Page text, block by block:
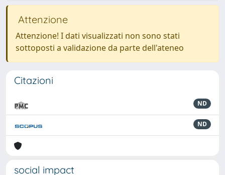
Attenzione
Attenzione! I dati visualizzati non sono stati
sottoposti a validazione da parte dell'ateneo
Citazioni
ND
ND
social impact